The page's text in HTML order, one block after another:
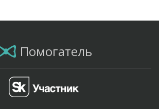
Помогатель